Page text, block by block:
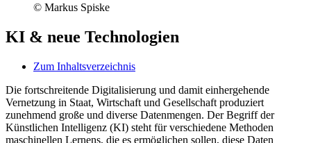
© Markus Spiske
KI & neue Technologien
Zum Inhaltsverzeichnis
Die fortschreitende Digitalisierung und damit einhergehende
Vernetzung in Staat, Wirtschaft und Gesellschaft produziert
zunehmend große und diverse Datenmengen. Der Begriff der
Künstlichen Intelligenz (KI) steht für verschiedene Methoden
maschinellen Lernens, die es ermöglichen sollen, diese Daten